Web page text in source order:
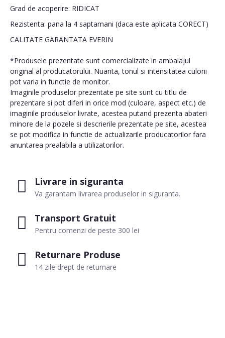
Livrare in siguranta
Va garantam livrarea produselor in siguranta.
Transport Gratuit
Pentru comenzi de peste 300 lei
Returnare Produse
14 zile drept de returnare
Grad de acoperire: RIDICAT
Rezistenta: pana la 4 saptamani (daca este aplicata CORECT)
CALITATE GARANTATA EVERIN
*Produsele prezentate sunt comercializate in ambalajul
original al producatorului. Nuanta, tonul si intensitatea culorii
pot varia in functie de monitor.
Imaginile produselor prezentate pe site sunt cu titlu de
prezentare si pot diferi in orice mod (culoare, aspect etc.) de
imaginile produselor livrate, acestea putand prezenta abateri
minore de la pozele si descrierile prezentate pe site, acestea
se pot modifica in functie de actualizarile producatorilor fara
anuntarea prealabila a utilizatorilor.